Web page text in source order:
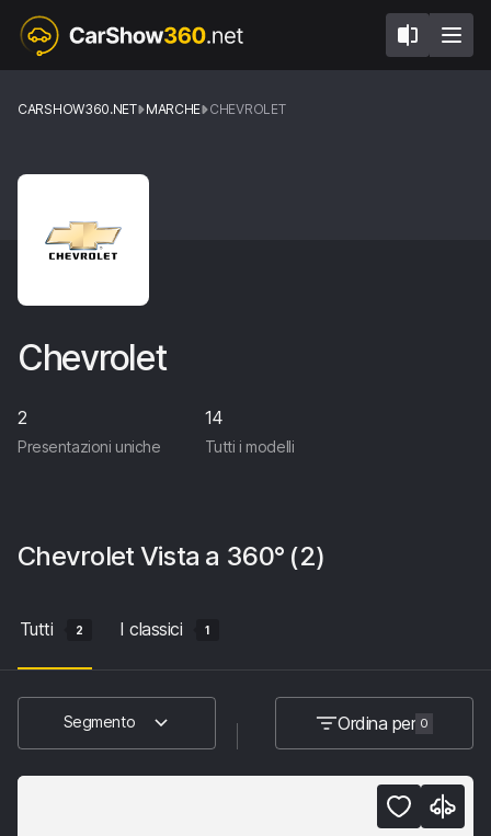
CARSHOW360.NET MARCHE CHEVROLET
Chevrolet
2
Presentazioni uniche
14
Tutti i modelli
ChevroletVista a 360° (2)
Tutti 2 I classici 1
Segmento Ordina per 0